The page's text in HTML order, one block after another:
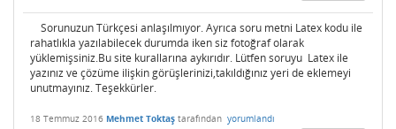
Sorunuzun Türkçesi anlaşılmıyor. Ayrıca soru metni Latex kodu ile
rahatlıkla yazılabilecek durumda iken siz fotoğraf olarak
yüklemişsiniz.Bu site kurallarına aykırıdır. Lütfen soruyu Latex ile
yazınız ve çözüme ilişkin görüşlerinizi,takıldığınız yeri de eklemeyi
unutmayınız. Teşekkürler.
18 Temmuz 2016 Mehmet Toktaş tarafından yorumlandı